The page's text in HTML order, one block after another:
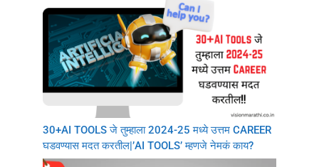
30+AI TOOLS जे तुम्हाला 2024-25 मध्ये उत्तम CAREER
घडवण्यास मदत करतील|’AI TOOLS’ म्हणजे नेमकं काय?